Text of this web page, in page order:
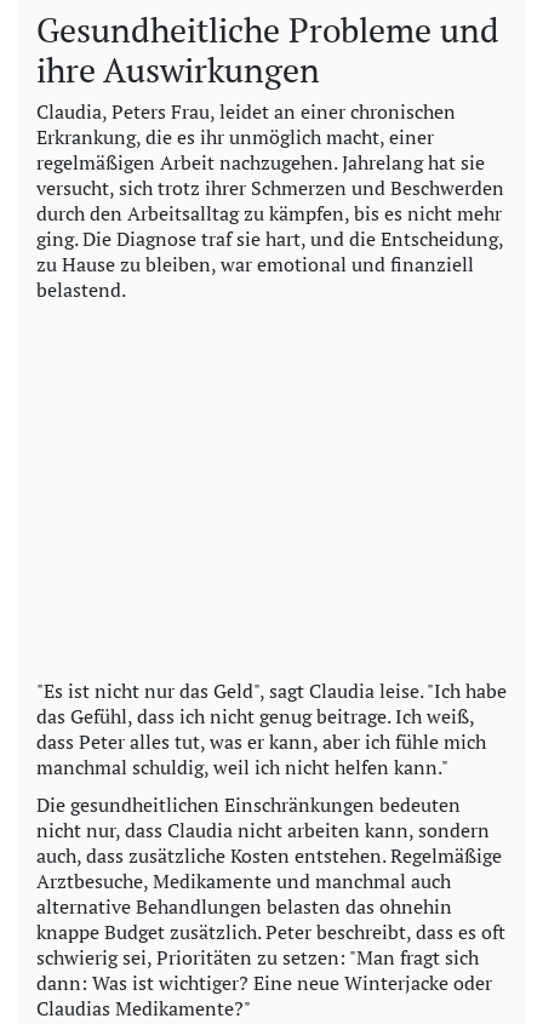
Gesundheitliche Probleme und
ihre Auswirkungen
Claudia, Peters Frau, leidet an einer chronischen
Erkrankung, die es ihr unmöglich macht, einer
regelmäßigen Arbeit nachzugehen. Jahrelang hat sie
versucht, sich trotz ihrer Schmerzen und Beschwerden
durch den Arbeitsalltag zu kämpfen, bis es nicht mehr
ging. Die Diagnose traf sie hart, und die Entscheidung,
zu Hause zu bleiben, war emotional und finanziell
belastend.
"Es ist nicht nur das Geld", sagt Claudia leise. "Ich habe
das Gefühl, dass ich nicht genug beitrage. Ich weiß,
dass Peter alles tut, was er kann, aber ich fühle mich
manchmal schuldig, weil ich nicht helfen kann."
Die gesundheitlichen Einschränkungen bedeuten
nicht nur, dass Claudia nicht arbeiten kann, sondern
auch, dass zusätzliche Kosten entstehen. Regelmäßige
Arztbesuche, Medikamente und manchmal auch
alternative Behandlungen belasten das ohnehin
knappe Budget zusätzlich. Peter beschreibt, dass es oft
schwierig sei, Prioritäten zu setzen: "Man fragt sich
dann: Was ist wichtiger? Eine neue Winterjacke oder
Claudias Medikamente?"